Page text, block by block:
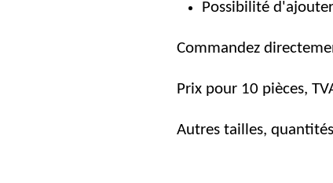
Possibilité
Commandez
Prix ​​pour 10 pièces,
Autres tailles,